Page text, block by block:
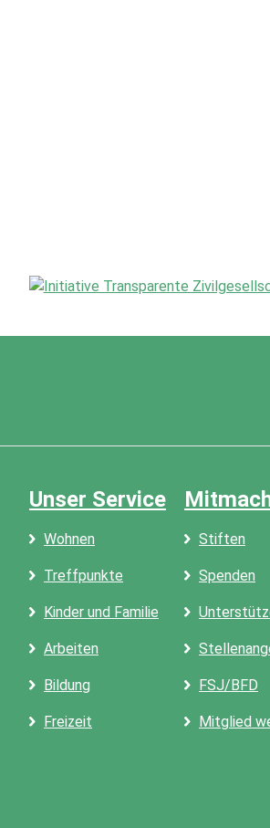
Unser Service
Wohnen
Treffpunkte
Kinder und Familie
Arbeiten
Bildung
Freizeit
Stiften
Spenden
FSJ/BFD
Mitglied